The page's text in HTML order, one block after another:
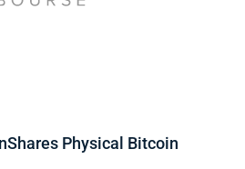
Physical Bitcoin